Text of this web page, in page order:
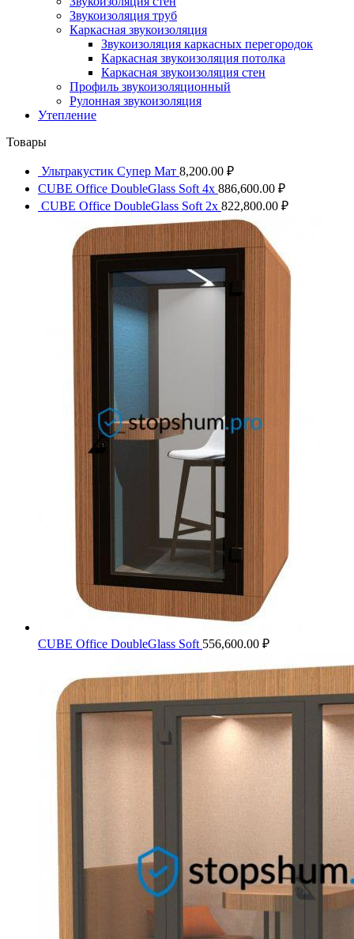
Звукоизоляция труб
Каркасная звукоизоляция
Звукоизоляция каркасных перегородок
Каркасная звукоизоляция потолка
Каркасная звукоизоляция стен
Профиль звукоизоляционный
Рулонная звукоизоляция
Утепление
Товары
Ультракустик Супер Мат 8,200.00 ₽
CUBE Office DoubleGlass Soft 4x 886,600.00 ₽
CUBE Office DoubleGlass Soft 2x 822,800.00 ₽
CUBE Office DoubleGlass Soft 556,600.00 ₽